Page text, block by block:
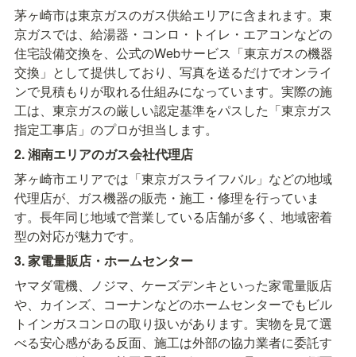
茅ヶ崎市は東京ガスのガス供給エリアに含まれます。東
京ガスでは、給湯器・コンロ・トイレ・エアコンなどの
住宅設備交換を、公式のWebサービス「東京ガスの機器
交換」として提供しており、写真を送るだけでオンライ
ンで見積もりが取れる仕組みになっています。実際の施
工は、東京ガスの厳しい認定基準をパスした「東京ガス
指定工事店」のプロが担当します。
2. 湘南エリアのガス会社代理店
茅ヶ崎市エリアでは「東京ガスライフバル」などの地域
代理店が、ガス機器の販売・施工・修理を行っていま
す。長年同じ地域で営業している店舗が多く、地域密着
型の対応が魅力です。
3. 家電量販店・ホームセンター
ヤマダ電機、ノジマ、ケーズデンキといった家電量販店
や、カインズ、コーナンなどのホームセンターでもビル
トインガスコンロの取り扱いがあります。実物を見て選
べる安心感がある反面、施工は外部の協力業者に委託す